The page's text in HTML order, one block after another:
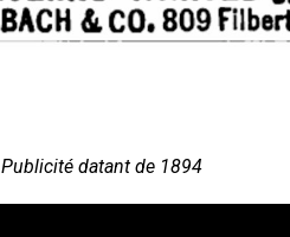
Publicité datant de 1894